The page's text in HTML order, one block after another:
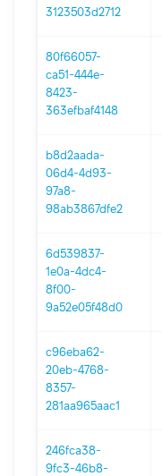
3123503d2712
80f66057-
ca51-444e-
8423-
363efbaf4148
b8d2aada-
06d4-4d93-
97a8-
98ab3867dfe2
6d539837-
1e0a-4dc4-
8f00-
9a52e05f48d0
c96eba62-
20eb-4768-
8357-
281aa965aac1
246fca38-
9fc3-46b8-